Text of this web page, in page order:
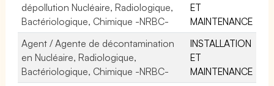
dépollution Nucléaire, Radiologique,
Bactériologique, Chimique -NRBC-
ET
MAINTENANCE
Agent / Agente de décontamination
en Nucléaire, Radiologique,
Bactériologique, Chimique -NRBC-
INSTALLATION
ET
MAINTENANCE